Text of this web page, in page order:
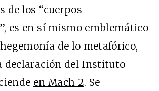
de los “cuerpos
es en sí mismo emblemático
de lo metafórico,
declaración del Instituto
en Mach 2. Se